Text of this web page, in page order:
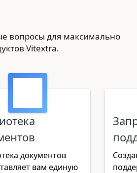
вопросы для максимально
Vitextra.
документов
вам единую